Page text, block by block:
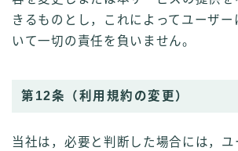
きるものとし，これによってユーザー
いて一切の責任を負いません。
第12条（利用規約の変更）
当社は，必要と判断した場合には，